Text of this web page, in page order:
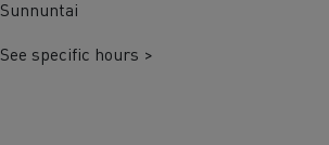
Sunnuntai
See specific hours >